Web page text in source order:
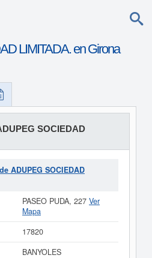
LIMITADA. en Girona
SOCIEDAD
ADUPEG SOCIEDAD
PASEO PUDA, 227 Ver
Mapa
17820
BANYOLES